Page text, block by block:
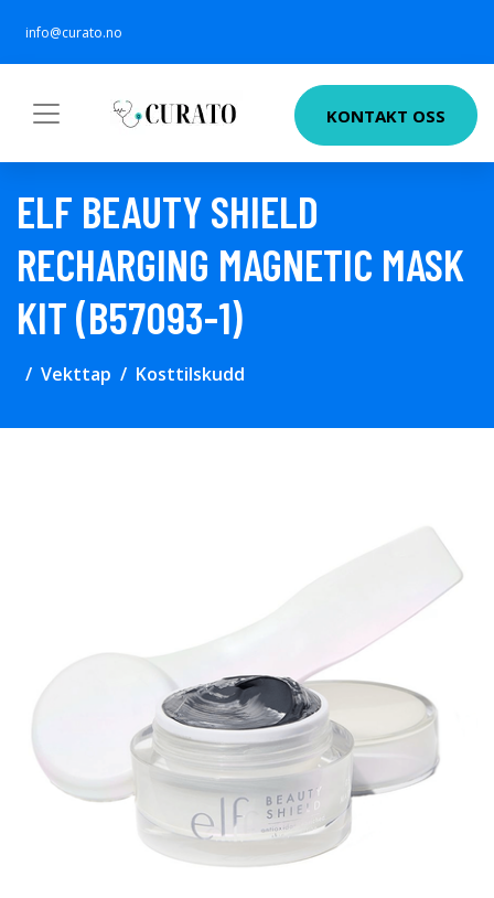
info@curato.no
KONTAKT OSS
ELF BEAUTY SHIELD
RECHARGING MAGNETIC MASK
KIT (B57093-1)
Vekttap Kosttilskudd